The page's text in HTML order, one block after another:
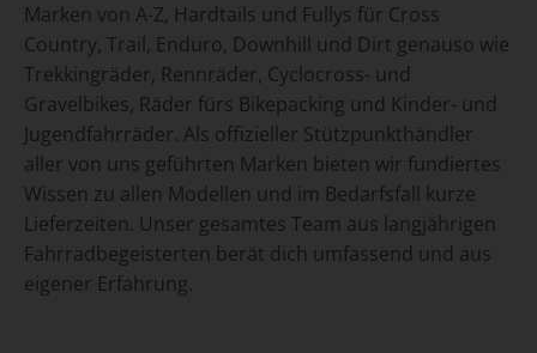
Marken von A-Z, Hardtails und Fullys für Cross
Country, Trail, Enduro, Downhill und Dirt genauso wie
Trekkingräder, Rennräder, Cyclocross- und
Gravelbikes, Räder fürs Bikepacking und Kinder- und
Jugendfahrräder. Als offizieller Stützpunkthändler
aller von uns geführten Marken bieten wir fundiertes
Wissen zu allen Modellen und im Bedarfsfall kurze
Lieferzeiten. Unser gesamtes Team aus langjährigen
Fahrradbegeisterten berät dich umfassend und aus
eigener Erfahrung.